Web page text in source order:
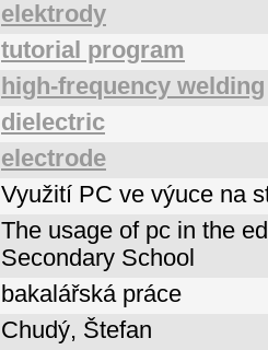
elektrody
tutorial program
high-frequency welding
dielectric
electrode
Využití PC ve výuce na
The usage of pc in the
Secondary School
bakalářská práce
Chudý, Štefan